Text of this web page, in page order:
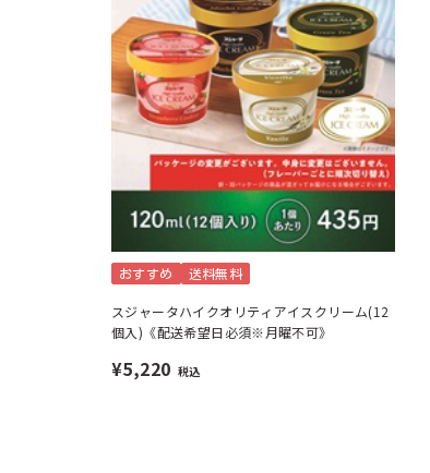
おすすめ 送料無料
スジャータハイクオリティアイスクリーム(12
個入)《配送希望日必須※月曜不可》
¥5,220 税込